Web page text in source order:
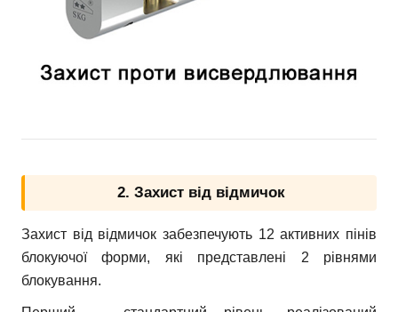
2. Захист від відмичок
Захист від відмичок забезпечують 12 активних пінів
блокуючої форми, які представлені 2 рівнями
блокування.